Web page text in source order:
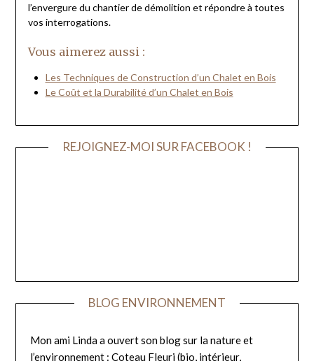
l’envergure du chantier de démolition et répondre à toutes
vos interrogations.
Vous aimerez aussi :
Les Techniques de Construction d’un Chalet en Bois
Le Coût et la Durabilité d’un Chalet en Bois
REJOIGNEZ-MOI SUR FACEBOOK !
BLOG ENVIRONNEMENT
Mon ami Linda a ouvert son blog sur la nature et
l’environnement :Coteau Fleuri(bio, intérieur,